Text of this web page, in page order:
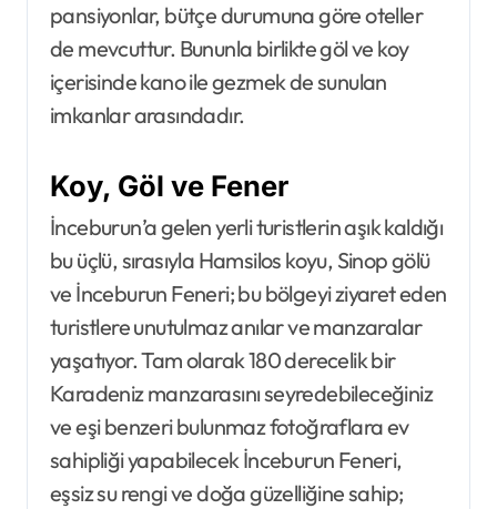
pansiyonlar, bütçe durumuna göre oteller
de mevcuttur. Bununla birlikte göl ve koy
içerisinde kano ile gezmek de sunulan
imkanlar arasındadır.
Koy, Göl ve Fener
İnceburun’a gelen yerli turistlerin aşık kaldığı
bu üçlü, sırasıyla Hamsilos koyu, Sinop gölü
ve İnceburun Feneri; bu bölgeyi ziyaret eden
turistlere unutulmaz anılar ve manzaralar
yaşatıyor. Tam olarak 180 derecelik bir
Karadeniz manzarasını seyredebileceğiniz
ve eşi benzeri bulunmaz fotoğraflara ev
sahipliği yapabilecek İnceburun Feneri,
eşsiz su rengi ve doğa güzelliğine sahip;